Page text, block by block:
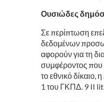
Ουσιώδες
Σε περίπτωση
δεδομένων
αφορούν για τη
συμφέροντος που
το εθνικό δίκαιο,
1 του ΓΚΠΔ. 9 II